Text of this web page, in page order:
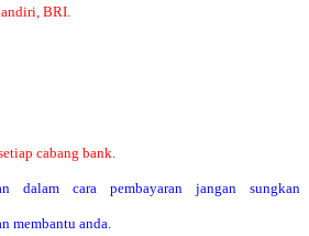
BRI.
cabang bank.
dalam cara pembayaran jangan sungkan
membantu anda.